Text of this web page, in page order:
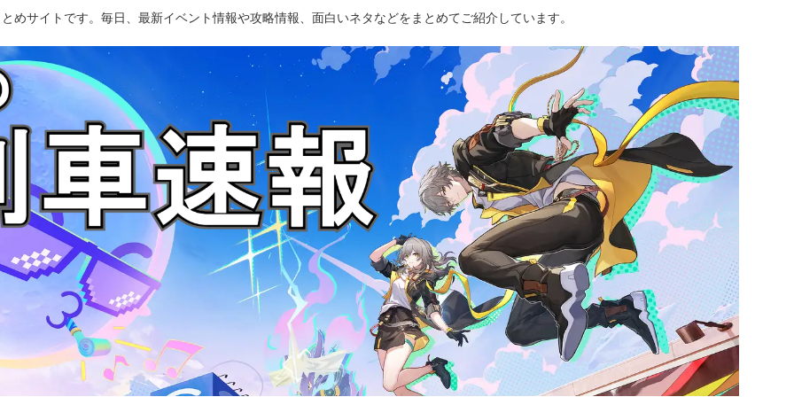
めサイトです。毎日、最新イベント情報や攻略情報、面白いネタなどをまとめてご紹介しています。